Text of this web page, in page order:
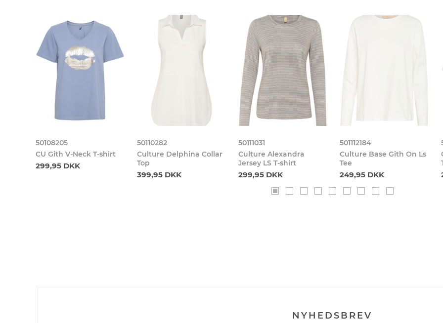
50108205
CU Gith V-Neck T-shirt
299,95 DKK
50110282
Culture Delphina Collar
Top
399,95 DKK
50111031
Culture Alexandra
Jersey LS T-shirt
299,95 DKK
501112184
Culture Base Gith On Ls
Tee
249,95 DKK
NYHEDSBREV